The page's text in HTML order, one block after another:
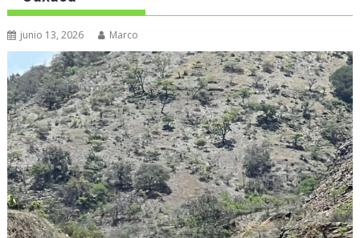
junio 13, 2026 Marco